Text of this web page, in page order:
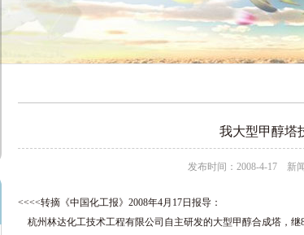
我大型甲醇塔
发布时间：2008-4-17 新
<<<<转摘《中国化工报》2008年4月17日报导：
杭州林达化工技术工程有限公司自主研发的大型甲醇合成塔，